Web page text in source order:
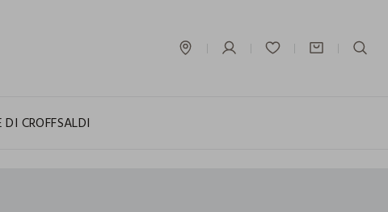
DI CROFFSALDI